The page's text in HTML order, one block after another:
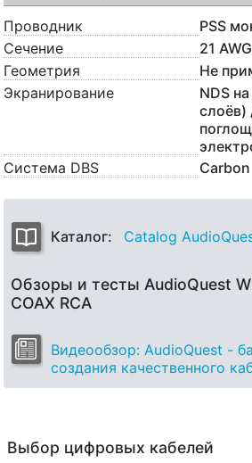
Проводник
PSS
Сечение
21 AWG
Геометрия
Не
Экранирование
NDS
слоёв)
Система DBS
Carbon
Каталог: Catalog
Обзоры и тесты AudioQuest
COAX RCA
Видеообзор: AudioQuest -
создания качественного
Выбор цифровых кабелей